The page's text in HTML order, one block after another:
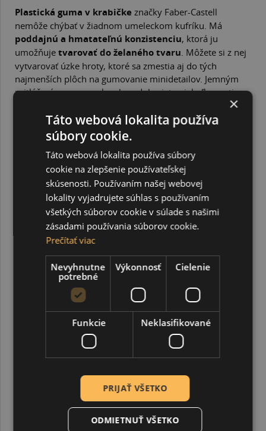
Plastická guma v krabičke značky Faber-Castell
nemôže chýbať v žiadnom umeleckom kufríku. Má
poddajnú a hmatateľnú konzistenciu, ktorá ju
umožňuje tvarovať do želaného tvaru. Môžete si z nej
vytvarovať úzke hroty, ktoré sa zmestia aj do tých
najmenších plôch na gumovanie minidetailov. Jemným
pritláčaním gumy na kresbu odoberiete niekoľko vrstiev
grafitu a zjemníte tak nakreslené čiary. Skvelo sa hodí pri
kreslení a gumovaní portrétov alebo zátiší.
Guma je dodávaná v priehľadnej plastovej krabičke.
SÚVISIACE PRODUKTY
×
Táto webová lokalita používa
súbory cookie.
Táto webová lokalita používa súbory
cookie na zlepšenie používateľskej
skúsenosti. Používaním našej webovej
lokality vyjadrujete súhlas s používaním
všetkých súborov cookie v súlade s našimi
zásadami používania súborov cookie.
Prečítať viac
Nevyhnutne
potrebné
Výkonnosť Cielenie
Funkcie Neklasifikované
PRIJAŤ VŠETKO
ODMIETNUŤ VŠETKO